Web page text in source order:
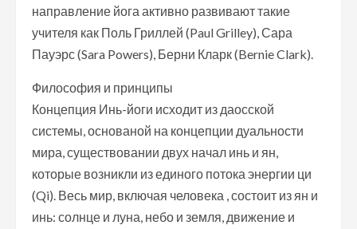
направление йога активно развивают такие
учителя как Поль Гриллей (Paul Grilley), Сара
Пауэрс (Sara Powers), Берни Кларк (Bernie Clark).
Философия и принципы
Концепция Инь-йоги исходит из даосской
системы, основаной на концепции дуальности
мира, существовании двух начал инь и ян,
которые возникли из единого потока энергии ци
(Qi). Весь мир, включая человека , состоит из ян и
инь: солнце и луна, небо и земля, движение и